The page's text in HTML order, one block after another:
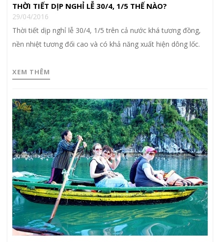
THỜI TIẾT DỊP NGHỈ LỄ 30/4, 1/5 THẾ NÀO?
29/04/2016
Thời tiết dịp nghỉ lễ 30/4, 1/5 trên cả nước khá tương đồng,
nền nhiệt tương đối cao và có khả năng xuất hiện dông lốc.
XEM THÊM